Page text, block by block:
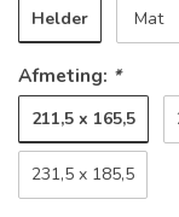
Helder Mat
Afmeting: *
211,5 x 165,5
231,5 x 185,5